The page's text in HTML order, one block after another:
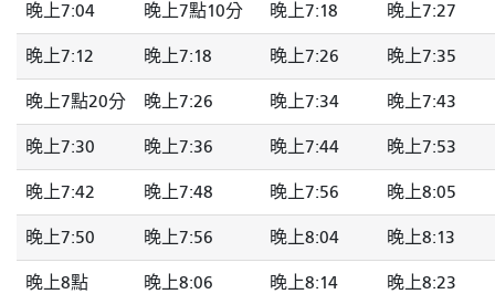
晚上7:04 晚上7點10分 晚上7:18 晚上7:27
晚上7:12 晚上7:18 晚上7:26 晚上7:35
晚上7點20分 晚上7:26 晚上7:34 晚上7:43
晚上7:30 晚上7:36 晚上7:44 晚上7:53
晚上7:42 晚上7:48 晚上7:56 晚上8:05
晚上7:50 晚上7:56 晚上8:04 晚上8:13
晚上8點 晚上8:06 晚上8:14 晚上8:23